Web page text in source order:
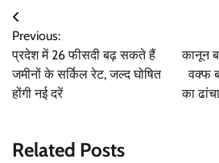
Post
navigation
Previous:
प्रदेश में 26 फीसदी बढ़ सकते हैं
जमीनों के सर्किल रेट, जल्द घोषित
होंगी नई दरें
कानून
वक्फ
का
Related Posts